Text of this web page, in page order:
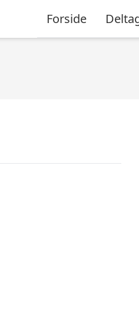
Forside